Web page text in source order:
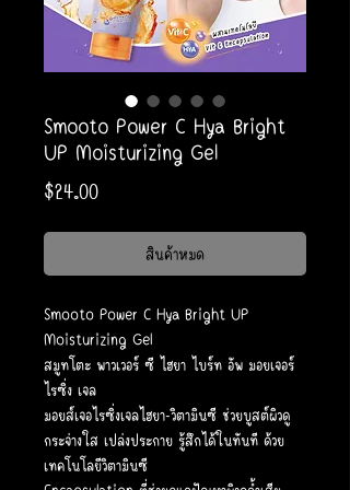
Smooto Power C Hya Bright
UP Moisturizing Gel
$24.00ราคา
สินค้าหมด
Smooto Power C Hya Bright UP
Moisturizing Gel
สมูทโตะ พาวเวอร์ ซี ไฮยา ไบร์ท อัพ มอยเจอร์
ไรซิ่ง เจล
มอยส์เจอไรซิ่งเจลไฮยา-วิตามินซี ช่วยบูสต์ผิวดู
กระจ่างใส เปล่งประกาย รู้สึกได้ในทันที ด้วย
เทคโนโลยีวิตามินซี